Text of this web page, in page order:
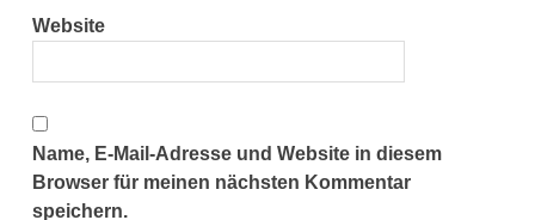
Website
Name, E-Mail-Adresse und Website in diesem
Browser für meinen nächsten Kommentar
speichern.